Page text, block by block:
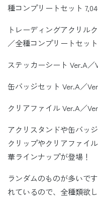
種コンプリートセット
トレーディングアクリル
／全種コンプリートセット
ステッカーシート Ver.A／
缶バッジセット Ver.A／
クリアファイル Ver.A／
アクリスタンドや缶バッ
クリップやクリアファイ
華ラインナップが登場！
ランダムのものが多いで
れているので、全種類欲